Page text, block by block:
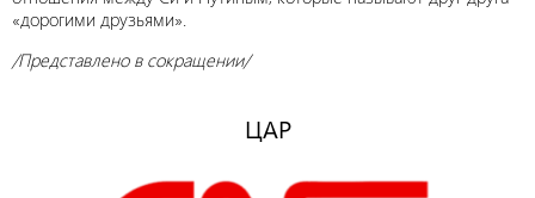
«дорогими друзьями».
/Представлено в сокращении/
ЦАР